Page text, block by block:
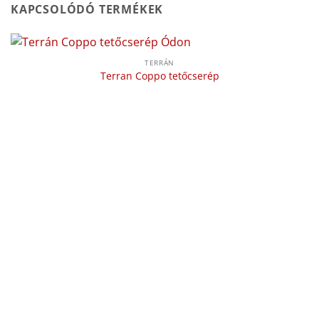
KAPCSOLÓDÓ TERMÉKEK
TERRÁN
Terran Coppo tetőcserép